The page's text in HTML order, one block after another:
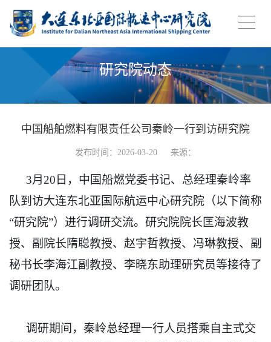
研究院动态
中国船舶燃料有限责任公司秦岭一行到访研究院
发布时间：2026-03-20 来源：
3月20日，中国船燃党委书记、总经理秦岭率
队到访大连东北亚国际航运中心研究院（以下简称
“研究院”）进行调研交流。研究院院长匡海波教
授、副院长隋聪教授、 赵宇哲教授、冯琳教授、副
秘书长李海江副教授、李晓东助理研究员等接待了
调研团队。
调研期间，秦岭总经理一行人员搭乘自主式交